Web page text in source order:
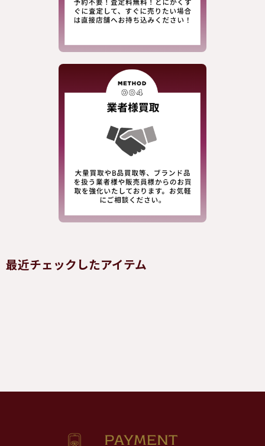
最近チェックしたアイテム